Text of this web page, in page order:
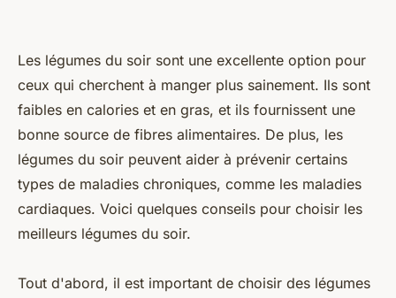
Les légumes du soir sont une excellente option pour
ceux qui cherchent à manger plus sainement. Ils sont
faibles en calories et en gras, et ils fournissent une
bonne source de fibres alimentaires. De plus, les
légumes du soir peuvent aider à prévenir certains
types de maladies chroniques, comme les maladies
cardiaques. Voici quelques conseils pour choisir les
meilleurs légumes du soir.
Tout d'abord, il est important de choisir des légumes